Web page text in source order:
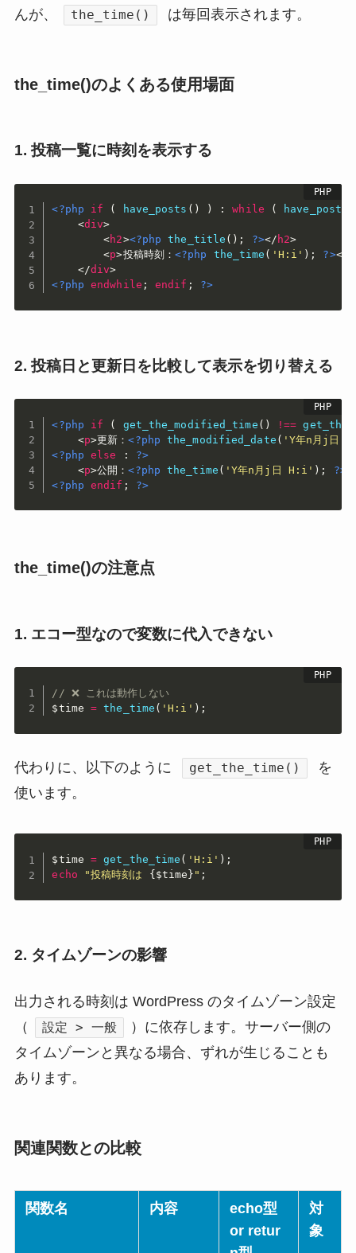
んが、
the_time() は毎回表示されます。
the_time()のよくある使用場面
1. 投稿一覧に時刻を表示する
<?php if ( have_posts ( ) ) : while ( have_posts
<div>
<h2><?php the_title ( ) ; ?></ h2>
<p>投稿時刻：<?php the_time ( 'H:i' ) ; ?></
</div>
<?php
endwhile ; endif ; ?>
2. 投稿日と更新日を比較して表示を切り替える
<?php if ( get_the_modified_time ( ) !==
<p>更新：<?php the_modified_date ( 'Y年n月j日'
<?php
else :
?>
<p>公開：<?php the_time ( 'Y年n月j日 H:i' ) ; ?>
<?php
endif ; ?>
the_time()の注意点
1. エコー型なので変数に代入できない
// ❌ これは動作しない
$time
= the_time ( 'H:i' ) ;
代わりに、以下のように get_the_time()
を
使います。
$time = get_the_time ( 'H:i' ) ;
echo
"投稿時刻は { $time } " ;
2. タイムゾーンの影響
出力される時刻は WordPress のタイムゾーン設定
（
設定 > 一般
）に依存します。サーバー側の
タイムゾーンと異なる場合、ずれが生じることも
あります。
関連関数との比較
関数名 内容
echo型
or retur
対
象